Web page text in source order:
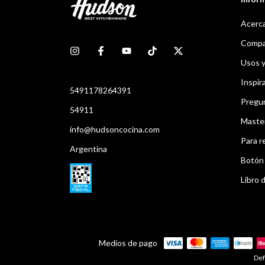
5491178264391
54911
info@hudsoncocina.com
Argentina
Usos
Para
Libro
Medios de pago